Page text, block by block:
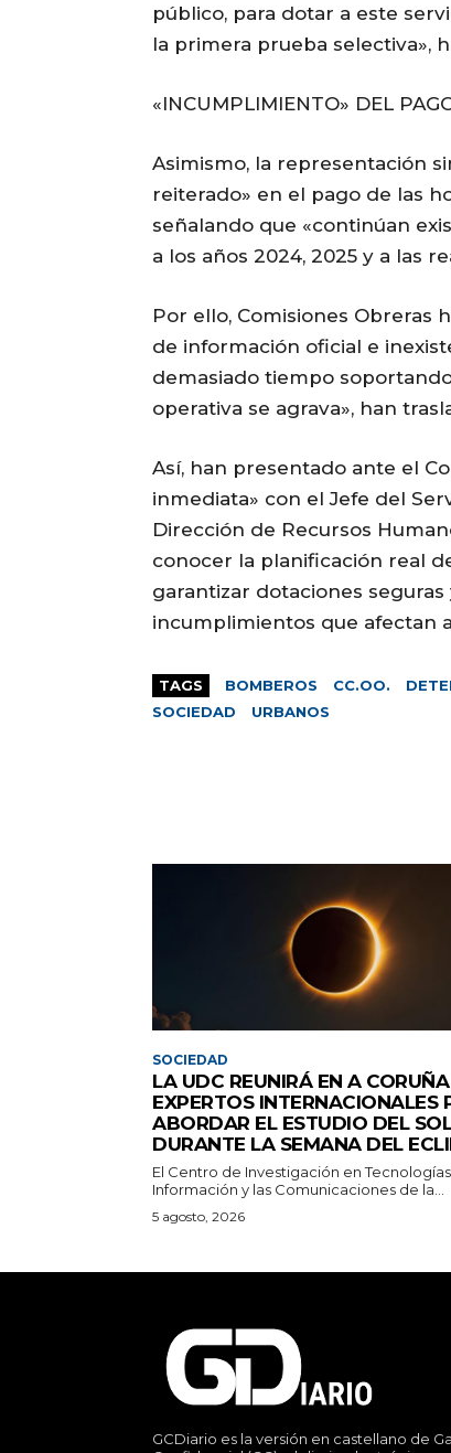
público, para dotar a este
la primera prueba selectiva»,
«INCUMPLIMIENTO» DEL
Asimismo, la representación
reiterado» en el pago de las
señalando que «continúan
a los años 2024, 2025 y a las
Por ello, Comisiones Obreras
de información oficial e
demasiado tiempo
operativa se agrava», han
Así, han presentado ante el
inmediata» con el Jefe del
Dirección de Recursos
conocer la planificación real
garantizar dotaciones
incumplimientos que afectan
TAGS BOMBEROS CC.OO.
SOCIEDAD
URBANOS
SOCIEDAD
LA UDC REUNIRÁ EN A
EXPERTOS INTERNACIONALES
ABORDAR EL ESTUDIO DEL SOL
DURANTE LA SEMANA DEL
El Centro de Investigación en
Información y las Comunicaciones de la...
5 agosto, 2026
GCDiario es la versión en castellano de